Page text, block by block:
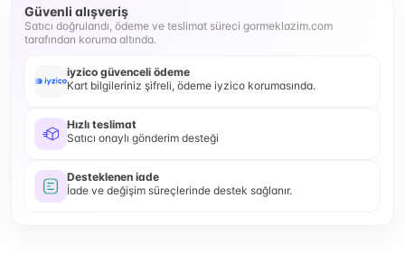
Güvenli alışveriş
Satıcı doğrulandı, ödeme ve teslimat süreci gormeklazim.com
tarafından koruma altında.
iyzico güvenceli ödeme
Kart bilgileriniz şifreli, ödeme iyzico korumasında.
Hızlı teslimat
Satıcı onaylı gönderim desteği
Desteklenen iade
İade ve değişim süreçlerinde destek sağlanır.